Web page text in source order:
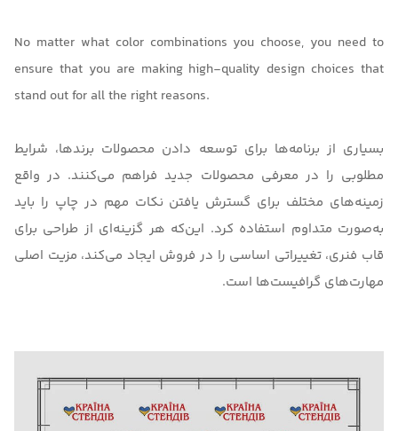
No matter what color combinations you choose, you need to
ensure that you are making high-quality design choices that
stand out for all the right reasons.
بسیاری از برنامه‌ها برای توسعه دادن محصولات برندها، شرایط
مطلوبی را در معرفی محصولات جدید فراهم می‌کنند. در واقع
زمینه‌های مختلف برای گسترش یافتن نکات مهم در چاپ را باید
به‌صورت متداوم استفاده کرد. این‌که هر گزینه‌ای از طراحی برای
قاب فنری، تغییراتی اساسی را در فروش ایجاد می‌کند، مزیت اصلی
مهارت‌های گرافیست‌ها است.